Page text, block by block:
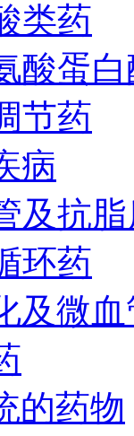
类药
酸蛋
节药
病
及抗
环药
及微
的药物